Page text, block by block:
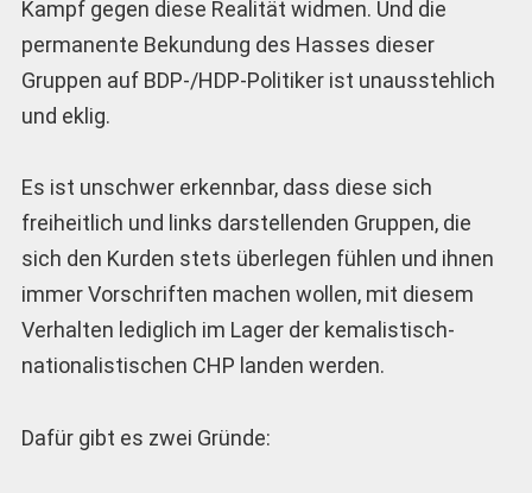
Kampf gegen diese Realität widmen. Und die
permanente Bekundung des Hasses dieser
Gruppen auf BDP-/HDP-Politiker ist unausstehlich
und eklig.
Es ist unschwer erkennbar, dass diese sich
freiheitlich und links darstellenden Gruppen, die
sich den Kurden stets überlegen fühlen und ihnen
immer Vorschriften machen wollen, mit diesem
Verhalten lediglich im Lager der kemalistisch-
nationalistischen CHP landen werden.
Dafür gibt es zwei Gründe: